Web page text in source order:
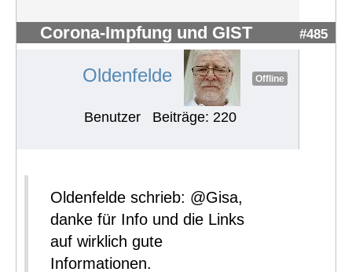
Corona-Impfung und GIST #485
Oldenfelde Offline
Benutzer Beiträge: 220
Oldenfelde schrieb: @Gisa,
danke für Info und die Links
auf wirklich gute
Informationen.